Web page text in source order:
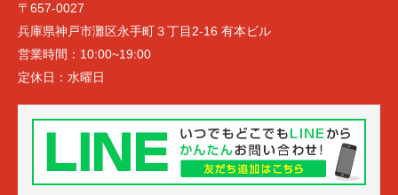
〒657-0027
兵庫県神戸市灘区永手町３丁目2-16 有本ビル
営業時間： 10:00~19:00
定休日： 水曜日